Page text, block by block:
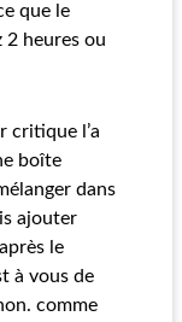
que le
2 heures ou
critique l’a
boîte
dans
ajouter
le
à vous de
comme